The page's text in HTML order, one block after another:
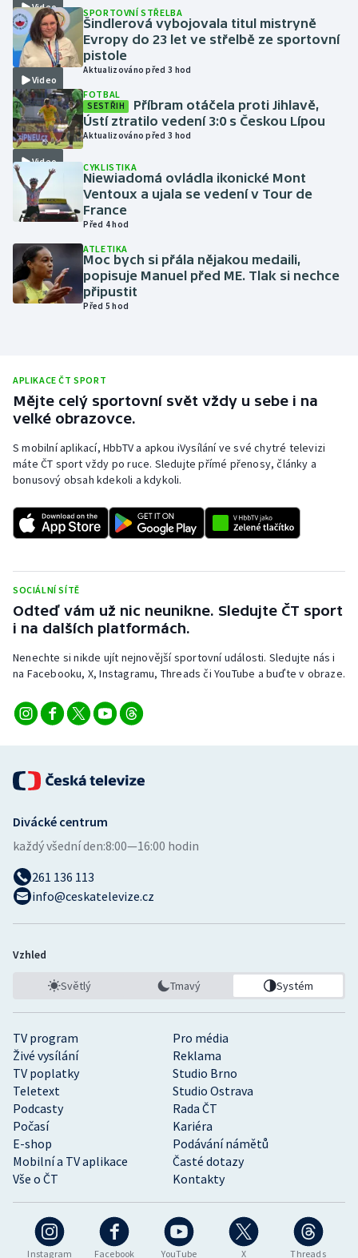
Krasobruslení
Lezení
Lyže a snowboard
Moderní pětiboj
Motorsport
Olympijské hry
Parasport
Plavání
Rychlobruslení
Short track
Sportovní střelba
Triatlon
Veslování
Vodní slalom
Volejbal
Ostatní
Video
Video
SPORTOVNÍ STŘELBA
Šindlerová vybojovala titul mistryně
Evropy do 23 let ve střelbě ze sportovní
pistole
Aktualizováno před 3 hod
Video
FOTBAL
SESTŘIH
Příbram otáčela proti Jihlavě,
Ústí ztratilo vedení 3:0 s Českou Lípou
Aktualizováno před 3 hod
CYKLISTIKA
Niewiadomá ovládla ikonické Mont
Ventoux a ujala se vedení v Tour de
France
Před 4 hod
ATLETIKA
Moc bych si přála nějakou medaili,
popisuje Manuel před ME. Tlak si nechce
připustit
Před 5 hod
APLIKACE ČT SPORT
Mějte celý sportovní svět vždy u sebe i na
velké obrazovce.
S mobilní aplikací, HbbTV a apkou iVysílání ve své chytré televizi
máte ČT sport vždy po ruce. Sledujte přímé přenosy, články a
bonusový obsah kdekoli a kdykoli.
SOCIÁLNÍ SÍTĚ
Odteď vám už nic neunikne. Sledujte ČT sport
i na dalších platformách.
Nenechte si nikde ujít nejnovější sportovní události. Sledujte nás i
na Facebooku, X, Instagramu, Threads či YouTube a buďte v obraze.
Instagram Facebook YouTube X Threads
TV program
Pro média
Živé vysílání
Reklama
TV poplatky
Studio Brno
Teletext
Studio Ostrava
Podcasty
Rada ČT
Počasí
Kariéra
E-shop
Podávání námětů
Mobilní a TV aplikace
Časté dotazy
Vše o ČT
Kontakty
Divácké centrum
každý všední den:8:00—16:00 hodin
261 136 113
info@ceskatelevize.cz
Vzhled
Světlý Tmavý Systém